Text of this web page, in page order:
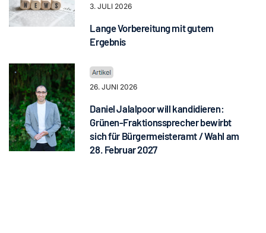
3. JULI 2026
Lange Vorbereitung mit gutem
Ergebnis
26. JUNI 2026
Daniel Jalalpoor will kandidieren:
Grünen-Fraktionssprecher bewirbt
sich für Bürgermeisteramt / Wahl am
28. Februar 2027